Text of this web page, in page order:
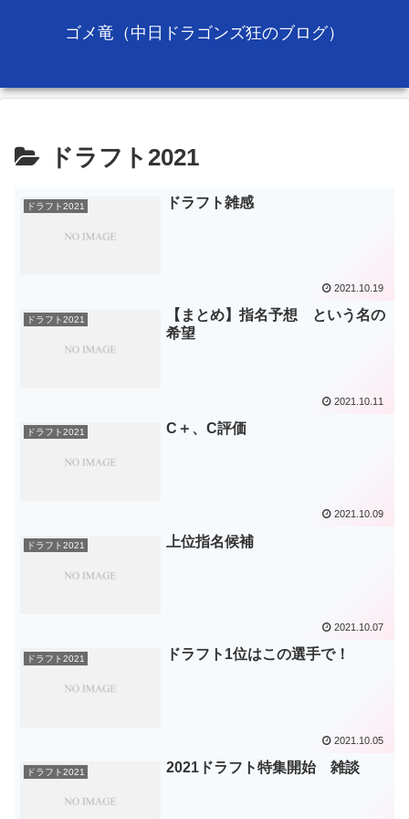
ゴメ竜（中日ドラゴンズ狂のブログ）
ドラフト2021
ドラフト2021 ドラフト雑感
2021.10.19
ドラフト2021
【まとめ】指名予想 という名の
希望
2021.10.11
ドラフト2021 C＋、C評価
2021.10.09
ドラフト2021 上位指名候補
2021.10.07
ドラフト2021 ドラフト1位はこの選手で！
2021.10.05
ドラフト2021 2021ドラフト特集開始 雑談